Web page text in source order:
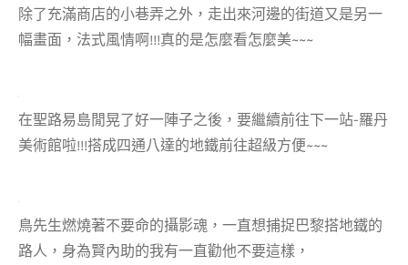
除了充滿商店的小巷弄之外，走出來河邊的街道又是另一
幅畫面，法式風情啊!!!真的是怎麼看怎麼美~~~
在聖路易島閒晃了好一陣子之後，要繼續前往下一站-羅丹
美術館啦!!!搭成四通八達的地鐵前往超級方便~~~
鳥先生燃燒著不要命的攝影魂，一直想捕捉巴黎搭地鐵的
路人，身為賢內助的我有一直勸他不要這樣，